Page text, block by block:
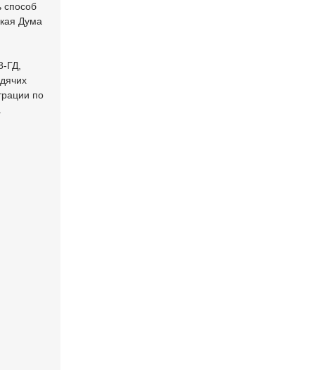
способ
Дума
ГД,
по